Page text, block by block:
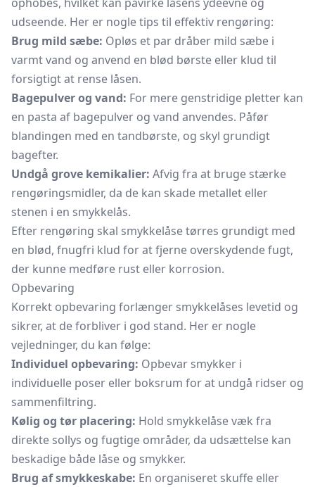
udseende. Her er nogle tips til effektiv rengøring:
Brug mild sæbe: Opløs et par dråber mild sæbe i
varmt vand og anvend en blød børste eller klud til
forsigtigt at rense låsen.
Bagepulver og vand: For mere genstridige pletter kan
en pasta af bagepulver og vand anvendes. Påfør
blandingen med en tandbørste, og skyl grundigt
bagefter.
Undgå grove kemikalier: Afvig fra at bruge stærke
rengøringsmidler, da de kan skade metallet eller
stenen i en smykkelås.
Efter rengøring skal smykkelåse tørres grundigt med
en blød, fnugfri klud for at fjerne overskydende fugt,
der kunne medføre rust eller korrosion.
Opbevaring
Korrekt opbevaring forlænger smykkelåses levetid og
sikrer, at de forbliver i god stand. Her er nogle
vejledninger, du kan følge:
Individuel opbevaring: Opbevar smykker i
individuelle poser eller boksrum for at undgå ridser og
sammenfiltring.
Kølig og tør placering: Hold smykkelåse væk fra
direkte sollys og fugtige områder, da udsættelse kan
beskadige både låse og smykker.
Brug af smykkeskabe: En organiseret skuffe eller